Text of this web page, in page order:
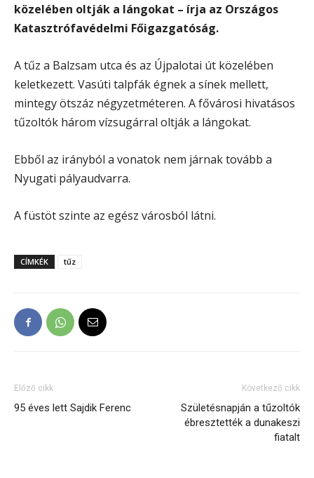
közelében oltják a lángokat – írja az Országos
Katasztrófavédelmi Főigazgatóság.
A tűz a Balzsam utca és az Újpalotai út közelében
keletkezett. Vasúti talpfák égnek a sínek mellett,
mintegy ötszáz négyzetméteren. A fővárosi hivatásos
tűzoltók három vízsugárral oltják a lángokat.
Ebből az irányból a vonatok nem járnak tovább a
Nyugati pályaudvarra.
A füstöt szinte az egész városból látni.
CÍMKÉK tűz
Előző cikk
95 éves lett Sajdik Ferenc
Következő cikk
Születésnapján a tűzoltók
ébresztették a dunakeszi
fiatalt